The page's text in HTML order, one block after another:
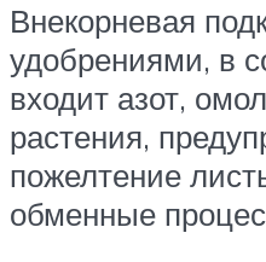
Внекорневая
удобрениями, в
входит азот,
растения,
пожелтение
обменные